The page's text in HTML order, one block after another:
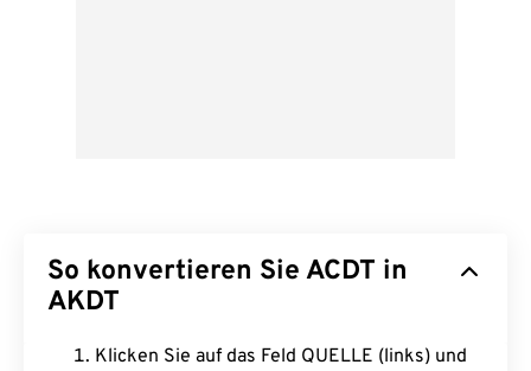
So konvertieren Sie ACDT in
AKDT
Klicken Sie auf das Feld QUELLE (links) und